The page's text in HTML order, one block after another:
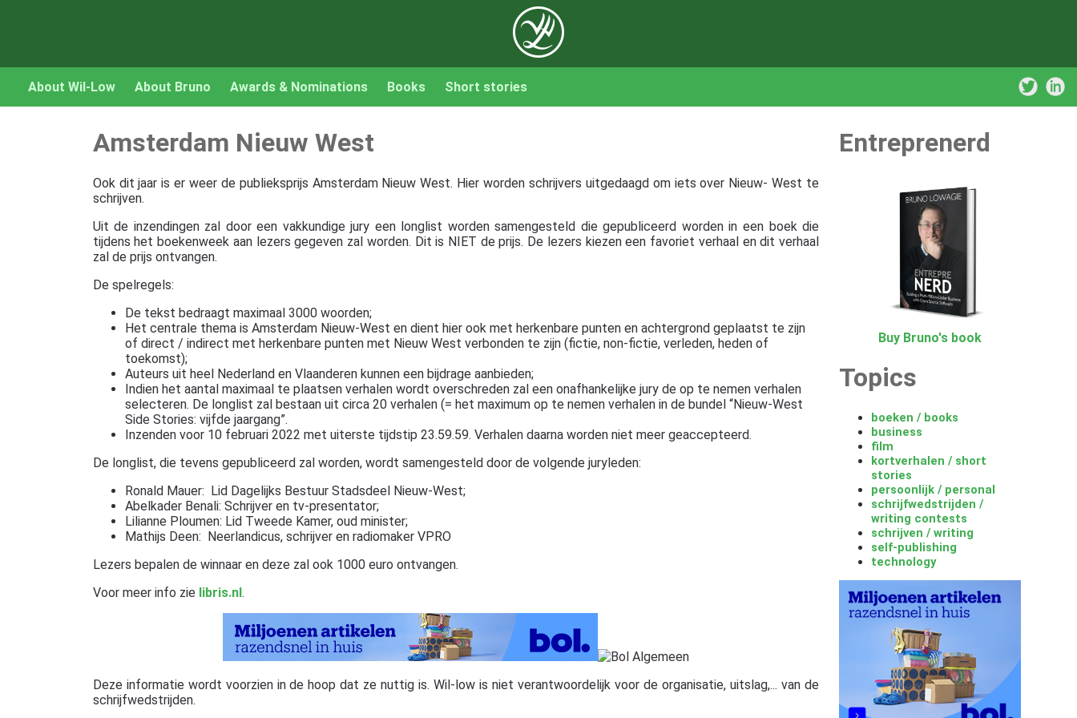
About Wil-Low About Bruno Awards & Nominations Books Short stories
Amsterdam Nieuw West
Ook dit jaar is er weer de publieksprijs Amsterdam Nieuw West. Hier worden schrijvers uitgedaagd om iets over Nieuw- West te
schrijven.
Uit de inzendingen zal door een vakkundige jury een longlist worden samengesteld die gepubliceerd worden in een boek die
tijdens het boekenweek aan lezers gegeven zal worden. Dit is NIET de prijs. De lezers kiezen een favoriet verhaal en dit verhaal
zal de prijs ontvangen.
De spelregels:
De tekst bedraagt maximaal 3000 woorden;
Het centrale thema is Amsterdam Nieuw-West en dient hier ook met herkenbare punten en achtergrond geplaatst te zijn
of direct / indirect met herkenbare punten met Nieuw West verbonden te zijn (fictie, non-fictie, verleden, heden of
toekomst);
Auteurs uit heel Nederland en Vlaanderen kunnen een bijdrage aanbieden;
Indien het aantal maximaal te plaatsen verhalen wordt overschreden zal een onafhankelijke jury de op te nemen verhalen
selecteren. De longlist zal bestaan uit circa 20 verhalen (= het maximum op te nemen verhalen in de bundel “Nieuw-West
Side Stories: vijfde jaargang”.
Inzenden voor 10 februari 2022 met uiterste tijdstip 23.59.59. Verhalen daarna worden niet meer geaccepteerd.
De longlist, die tevens gepubliceerd zal worden, wordt samengesteld door de volgende juryleden:
Ronald Mauer: Lid Dagelijks Bestuur Stadsdeel Nieuw-West;
Abelkader Benali: Schrijver en tv-presentator;
Lilianne Ploumen: Lid Tweede Kamer, oud minister;
Mathijs Deen: Neerlandicus, schrijver en radiomaker VPRO
Lezers bepalen de winnaar en deze zal ook 1000 euro ontvangen.
Voor meer info zie libris.nl.
Deze informatie wordt voorzien in de hoop dat ze nuttig is. Wil-low is niet verantwoordelijk voor de organisatie, uitslag,... van de
schrijfwedstrijden.
Entreprenerd
Buy Bruno's book
Topics
boeken / books
business
film
kortverhalen / short
stories
persoonlijk / personal
schrijfwedstrijden /
writing contests
schrijven / writing
self-publishing
technology